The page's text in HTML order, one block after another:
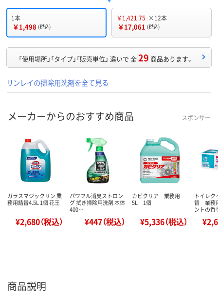
1本
￥1,498 (税込)
￥1,421.75 ×12本
￥17,061 (税込)
「使用場所」「タイプ」「販売単位」 違いで 全29 商品あります。
リンレイの掃除用洗剤を全て見る
メーカーからのおすすめ商品 スポンサー
ガラスマジックリン 業
務用詰替4.5L 1個 花王
¥2,680（税込）
パワフル消臭ストロン
グ 拭き掃除用洗剤 本体
400…
¥447（税込）
カビクリア 業務用
5L 1個
¥5,336（税込）
トイレク
替 業務
ントの
商品説明